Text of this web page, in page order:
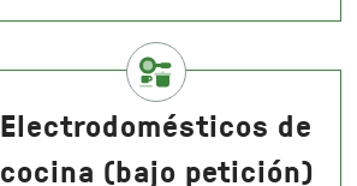
Electrodomésticos de
cocina (bajo petición)